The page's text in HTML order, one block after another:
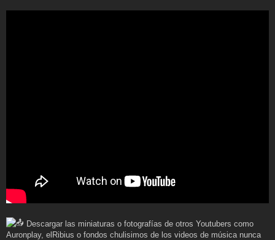
Descargar las miniaturas o fotografías de otros Youtubers como
Auronplay, elRibius o fondos chulisimos de los videos de música nunca